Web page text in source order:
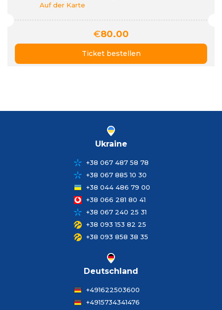
Auf der Karte
€80.00
Ticket bestellen
Ukraine
+38 067 487 58 78
+38 067 885 10 30
+38 044 486 79 00
+38 066 281 80 41
+38 067 240 25 31
+38 093 153 82 25
+38 093 858 38 35
Deutschland
+491622503600
+4915734341476